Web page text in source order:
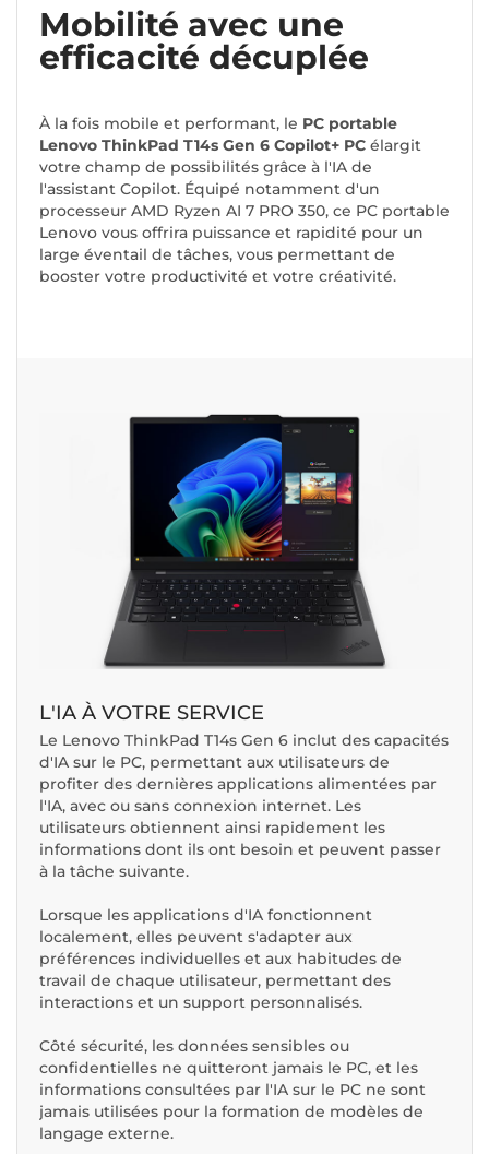
Mobilité avec une
efficacité décuplée
À la fois mobile et performant, le PC portable
Lenovo ThinkPad T14s Gen 6 Copilot+ PC élargit
votre champ de possibilités grâce à l'IA de
l'assistant Copilot. Équipé notamment d'un
processeur AMD Ryzen AI 7 PRO 350, ce PC portable
Lenovo vous offrira puissance et rapidité pour un
large éventail de tâches, vous permettant de
booster votre productivité et votre créativité.
L'IA À VOTRE SERVICE
Le Lenovo ThinkPad T14s Gen 6 inclut des capacités
d'IA sur le PC, permettant aux utilisateurs de
profiter des dernières applications alimentées par
l'IA, avec ou sans connexion internet. Les
utilisateurs obtiennent ainsi rapidement les
informations dont ils ont besoin et peuvent passer
à la tâche suivante.
Lorsque les applications d'IA fonctionnent
localement, elles peuvent s'adapter aux
préférences individuelles et aux habitudes de
travail de chaque utilisateur, permettant des
interactions et un support personnalisés.
Côté sécurité, les données sensibles ou
confidentielles ne quitteront jamais le PC, et les
informations consultées par l'IA sur le PC ne sont
jamais utilisées pour la formation de modèles de
langage externe.